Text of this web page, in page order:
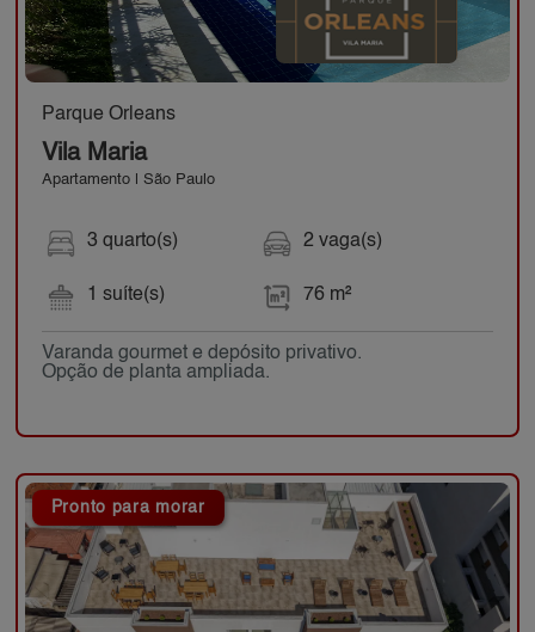
Parque Orleans
Vila Maria
Apartamento | São Paulo
3 quarto(s)
1 suíte(s)
2 vaga(s)
76 m²
Varanda gourmet e depósito privativo.
Opção de planta ampliada.
Pronto para morar